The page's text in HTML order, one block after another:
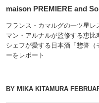
maison PREMIERE and
フランス・カマルグの一ツ星
マン・アルナルが監修する恵
シェフが愛する日本酒「惣誉
ーをレポート
BY MIKA KITAMURA